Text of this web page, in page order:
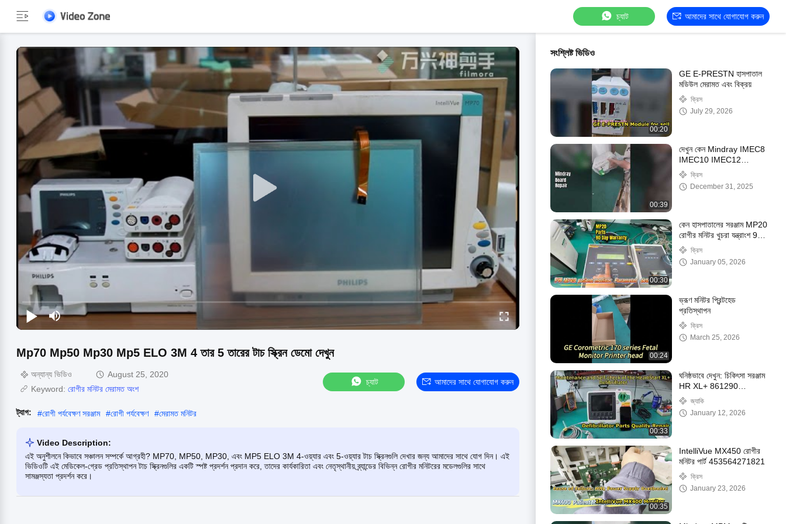
চ্যাট আমাদের সাথে যোগাযোগ করুন
Mp70 Mp50 Mp30 Mp5 ELO 3M 4 তার 5 তারের টাচ স্ক্রিন ডেমো দেখুন
অন্যান্য ভিডিও
August 25, 2020
Keyword: রোগীর মনিটর মেরামত অংশ
চ্যাট আমাদের সাথে যোগাযোগ করুন
ট্যাগ: #রোগী পর্যবেক্ষণ সরঞ্জাম #রোগী পর্যবেক্ষণ #মেরামত মনিটর
Video Description:
এই অনুশীলনে কিভাবে সঞ্চালন সম্পর্কে আগ্রহী? MP70, MP50, MP30, এবং MP5 ELO 3M 4-ওয়্যার এবং 5-ওয়্যার টাচ স্ক্রিনগুলি দেখার জন্য আমাদের সাথে যোগ দিন। এই
ভিডিওটি এই মেডিকেল-গ্রেড প্রতিস্থাপন টাচ স্ক্রিনগুলির একটি স্পষ্ট প্রদর্শন প্রদান করে, তাদের কার্যকারিতা এবং নেতৃস্থানীয় ব্র্যান্ডের বিভিন্ন রোগীর মনিটরের মডেলগুলির সাথে
সামঞ্জস্যতা প্রদর্শন করে।
সংশ্লিষ্ট ভিডিও
00:20
GE E-PRESTN হাসপাতাল
মডিউল মেরামত এবং বিক্রয়
ক্রিস
July 29, 2026
00:39
দেখুন কেন Mindray IMEC8
IMEC10 IMEC12
প্যারামিটার বোর্ড PN 051-
000949-01 বেছে নিন
ক্রিস
December 31, 2025
00:30
কেন হাসপাতালের সরঞ্জাম MP20
রোগীর মনিটর খুচরা যন্ত্রাংশ 90
দিনের ওয়ারেন্টি চয়ন করুন দেখুন
ক্রিস
January 05, 2026
00:24
ভ্রূণ মনিটর প্রিন্টহেড
প্রতিস্থাপন
ক্রিস
March 25, 2026
00:33
ঘনিষ্ঠভাবে দেখুন: চিকিৎসা সরঞ্জাম
HR XL+ 861290
Defibrillators খুচরা যন্ত্রাংশ
জ্যাকি
January 12, 2026
00:35
IntelliVue MX450 রোগীর
মনিটর পার্ট 453564271821
ক্রিস
January 23, 2026